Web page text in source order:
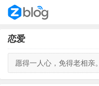
恋爱
愿得一人心，免得老相亲。